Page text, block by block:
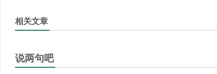
相关文章
说两句吧